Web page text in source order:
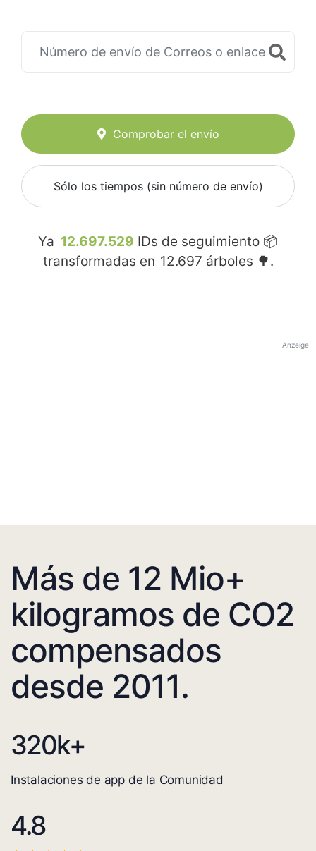
Comprobar el envío
Sólo los tiempos (sin número de envío)
Ya 12.697.529 IDs de seguimiento 📦
transformadas en 12.697 árboles 🌳.
Anzeige
Más de 12 Mio+
kilogramos de CO2
compensados
desde 2011.
320k+
Instalaciones de app de la Comunidad
4.8